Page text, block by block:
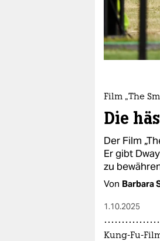
shop
fragen & hilfe
abo
epaper login
Film „The
Die
Der Film
Er gibt
zu
Von Barbara
1.10.2025
Kung-Fu-